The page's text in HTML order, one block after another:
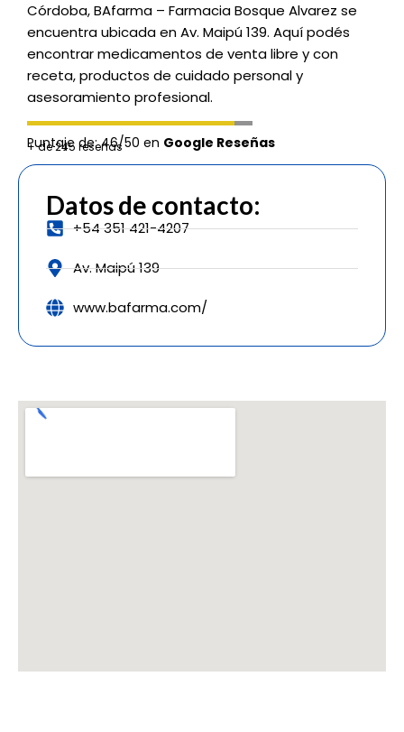
Córdoba, BAfarma – Farmacia Bosque Alvarez se
encuentra ubicada en Av. Maipú 139. Aquí podés
encontrar medicamentos de venta libre y con
receta, productos de cuidado personal y
asesoramiento profesional.
Puntaje de: 46/50 en Google Reseñas
+ de 245 reseñas
Datos de contacto:
+54 351 421-4207
Av. Maipú 139
www.bafarma.com/